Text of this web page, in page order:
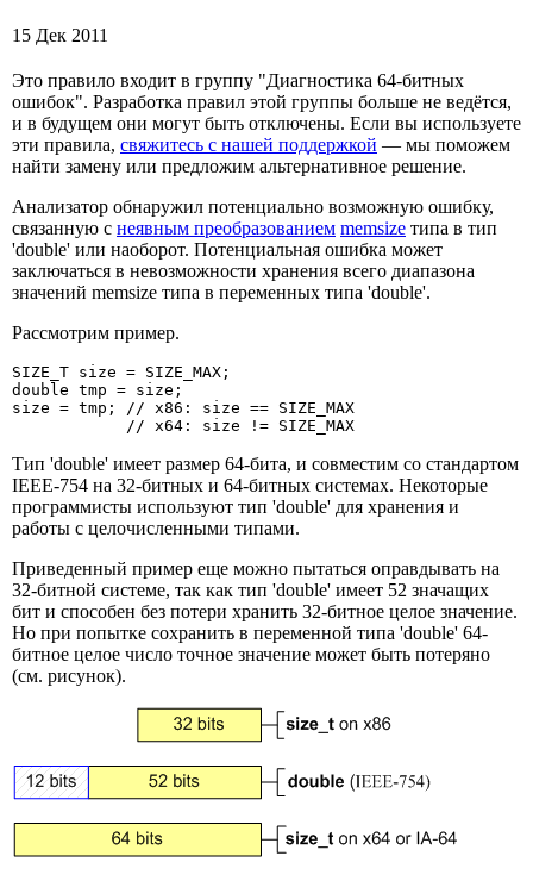
15 Дек 2011
Это правило входит в группу "Диагностика 64-битных
ошибок". Разработка правил этой группы больше не ведётся,
и в будущем они могут быть отключены. Если вы используете
эти правила, свяжитесь с нашей поддержкой — мы поможем
найти замену или предложим альтернативное решение.
Анализатор обнаружил потенциально возможную ошибку,
связанную с неявным преобразованием memsize типа в тип
'double' или наоборот. Потенциальная ошибка может
заключаться в невозможности хранения всего диапазона
значений memsize типа в переменных типа 'double'.
Рассмотрим пример.
SIZE_T size = SIZE_MAX;
double tmp = size;
size = tmp; // x86: size == SIZE_MAX
            // x64: size != SIZE_MAX
Тип 'double' имеет размер 64-бита, и совместим со стандартом
IEEE-754 на 32-битных и 64-битных системах. Некоторые
программисты используют тип 'double' для хранения и
работы с целочисленными типами.
Приведенный пример еще можно пытаться оправдывать на
32-битной системе, так как тип 'double' имеет 52 значащих
бит и способен без потери хранить 32-битное целое значение.
Но при попытке сохранить в переменной типа 'double' 64-
битное целое число точное значение может быть потеряно
(см. рисунок).